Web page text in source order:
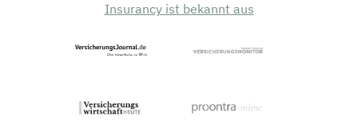
Insurancy ist bekannt aus